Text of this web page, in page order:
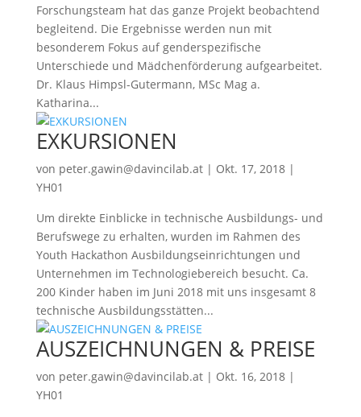
Forschungsteam hat das ganze Projekt beobachtend
begleitend. Die Ergebnisse werden nun mit
besonderem Fokus auf genderspezifische
Unterschiede und Mädchenförderung aufgearbeitet.
Dr. Klaus Himpsl-Gutermann, MSc Mag a.
Katharina...
EXKURSIONEN
von peter.gawin@davincilab.at| Okt. 17, 2018|
YH01
Um direkte Einblicke in technische Ausbildungs- und
Berufswege zu erhalten, wurden im Rahmen des
Youth Hackathon Ausbildungseinrichtungen und
Unternehmen im Technologiebereich besucht. Ca.
200 Kinder haben im Juni 2018 mit uns insgesamt 8
technische Ausbildungsstätten...
AUSZEICHNUNGEN & PREISE
von peter.gawin@davincilab.at| Okt. 16, 2018|
YH01